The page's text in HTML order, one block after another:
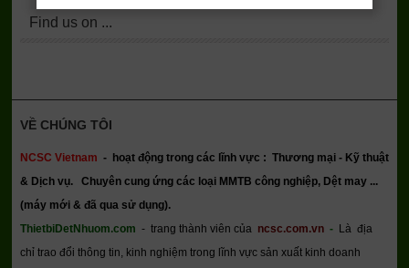
Find us on ...
VỀ CHÚNG TÔI
NCSC Vietnam - hoạt động trong các lĩnh vực : Thương mại - Kỹ thuật
& Dịch vụ. Chuyên cung ứng các loại MMTB công nghiệp, Dệt may ...
(máy mới & đã qua sử dụng).
ThietbiDetNhuom.com - trang thành viên của ncsc.com.vn- Là địa
chỉ trao đổi thông tin, kinh nghiệm trong lĩnh vực sản xuất kinh doanh